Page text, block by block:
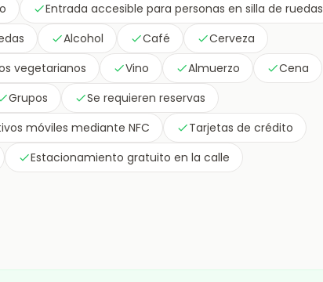
Entrada accesible para personas en silla de ruedas
Alcohol Café
Cerveza
vegetarianos Vino Almuerzo
Cena
Grupos
Se requieren reservas
móviles mediante NFC
Tarjetas de crédito
Estacionamiento gratuito en la calle